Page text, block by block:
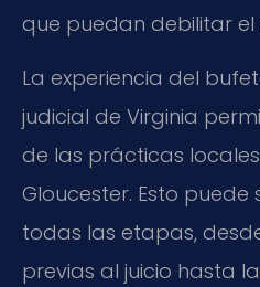
que puedan debilitar
La experiencia del
judicial de Virginia
de las prácticas
Gloucester. Esto puede
todas las etapas,
previas al juicio hasta